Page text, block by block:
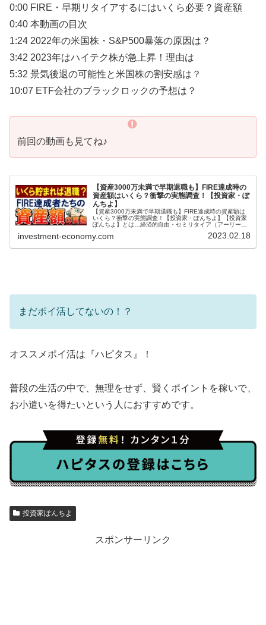
0:00 FIRE・早期リタイアするにはいくら必要？資産額
0:40 本動画の目次
1:24 2022年の米国株・S&P500暴落の原因は？
3:42 2023年はハイテク株が急上昇！理由は
5:32 景気後退の可能性と米国株の割安感は？
10:07 ETF会社のブラックロックの予想は？
前回の動画も見てね♪
【資産3000万未満で早期退職も】FIRE達成時の
資産額はいくら？衝撃の実態調査！【投資家・ぽ
んちよ】
【資産3000万未満で早期退職も】FIRE達成時の資産額は
いくら？衝撃の実態調査！【投資家・ぽんちよ】【投資家
ぽんちよ】とは…経済的自由・セミリタイア（アーリーリ
投資対象としては～日本株...
investment-economy.com 2023.02.18
まだポイ活してないの！？
オススメポイ活は『ハピタス』！
普段の生活の中で、無理をせず、賢くポイントを稼いで、
お小遣いを得たいという人におすすめです。
投資家ぽんちよ
スポンサーリンク